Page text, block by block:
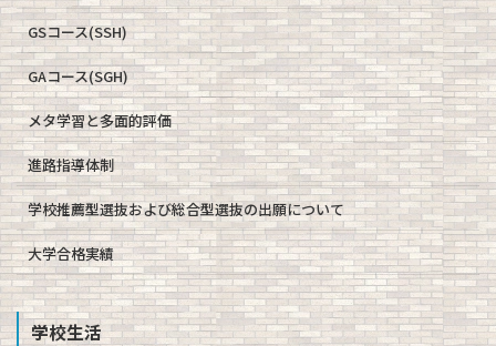
GSコース(SSH)
GAコース(SGH)
メタ学習と多面的評価
進路指導体制
学校推薦型選抜および総合型選抜の出願について
大学合格実績
学校生活